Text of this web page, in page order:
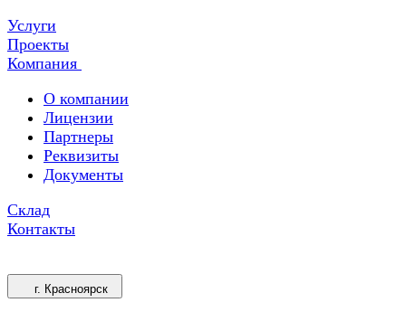
Услуги
Проекты
Компания
О компании
Лицензии
Партнеры
Реквизиты
Документы
Склад
Контакты
г. Красноярск